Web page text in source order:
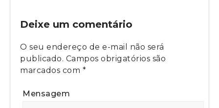
Deixe um comentário
O seu endereço de e-mail não será
publicado. Campos obrigatórios são
marcados com *
Mensagem